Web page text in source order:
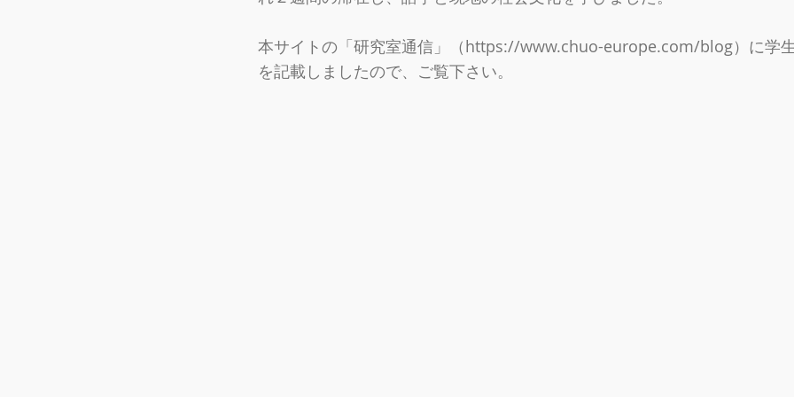
本サイトの「研究室通信」（https://www.chuo-europe.com/blog）に学
を記載しましたので、ご覧下さい。